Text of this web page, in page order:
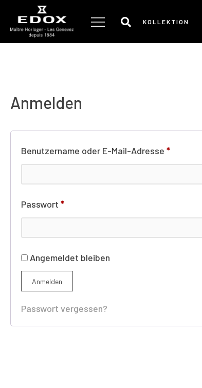
Inhalt
springen
KOLLEKTION
Anmelden
Benutzername oder E-Mail-Adresse *
Passwort *
Angemeldet bleiben
Anmelden
Passwort vergessen?